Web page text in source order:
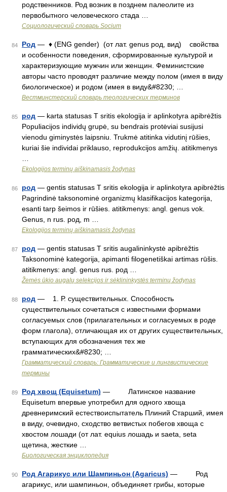
родственников. Род возник в позднем палеолите из
первобытного человеческого стада …
Социологический словарь Socium
84 Род — ♦ (ENG gender) (от лат. genus род, вид) свойства
и особенности поведения, сформированные культурой и
характеризующие мужчин или женщин. Феминистские
авторы часто проводят различие между полом (имея в виду
биологическое) и родом (имея в виду&#8230; …
Вестминстерский словарь теологических терминов
85 род — karta statusas T sritis ekologija ir aplinkotyra apibrėžtis
Populiacijos individų grupė, su bendrais protėviai susijusi
vienodu giminystės laipsniu. Trukmė atitinka vidutinį rūšies,
kuriai šie individai priklauso, reprodukcijos amžių. atitikmenys
Ekologijos terminų aiškinamasis žodynas
86 род — gentis statusas T sritis ekologija ir aplinkotyra apibrėžtis
Pagrindinė taksonominė organizmų klasifikacijos kategorija,
esanti tarp šeimos ir rūšies. atitikmenys: angl. genus vok.
Genus, n rus. род, m …
Ekologijos terminų aiškinamasis žodynas
87 род — gentis statusas T sritis augalininkystė apibrėžtis
Taksonominė kategorija, apimanti filogenetiškai artimas rūšis.
atitikmenys: angl. genus rus. род …
Žemės ūkio augalų selekcijos ir sėklininkystės terminų žodynas
88 род — 1. Р. существительных. Способность
существительных сочетаться с известными формами
согласуемых слов (прилагательных и согласуемых в роде
форм глагола), отличающая их от других существительных,
вступающих для обозначения тех же
грамматических&#8230; …
Грамматический словарь: Грамматические и лингвистические
термины
89 Род хвощ (Equisetum) — Латинское название
Equisetum впервые употребил для одного хвоща
древнеримский естествоиспытатель Плиний Старший, имея
в виду, очевидно, сходство ветвистых побегов хвоща с
хвостом лошади (от лат. equius лошадь и saeta, seta
щетина, жесткие …
Биологическая энциклопедия
90 Род Агарикус или Шампиньон (Agaricus) — Род
агарикус, или шампиньон, объединяет грибы, которые